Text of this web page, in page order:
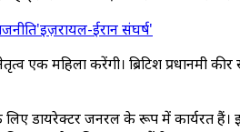
'इज़रायल-ईरान संघर्ष'
महिला करेंगी। ब्रिटिश प्रधानमंत्री
लिए डायरेक्टर जनरल के रूप में